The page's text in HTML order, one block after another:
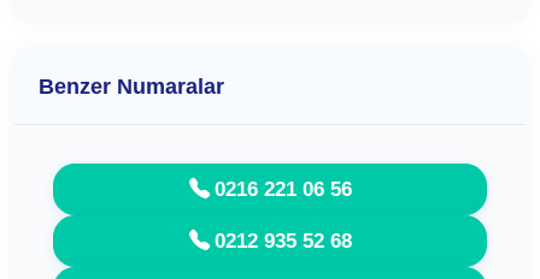
Benzer Numaralar
0216 221 06 56
0212 935 52 68